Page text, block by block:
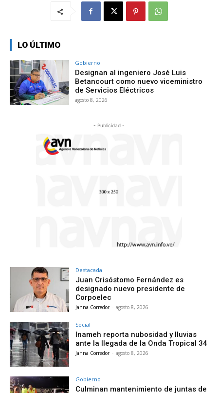
LO ÚLTIMO
Gobierno
Designan al ingeniero José Luis
Betancourt como nuevo viceministro
de Servicios Eléctricos
agosto 8, 2026
- Publicidad -
Destacada
Juan Crisóstomo Fernández es
designado nuevo presidente de
Corpoelec
Janna Corredor - agosto 8, 2026
Social
Inameh reporta nubosidad y lluvias
ante la llegada de la Onda Tropical 34
Janna Corredor - agosto 8, 2026
Gobierno
Culminan mantenimiento de juntas de